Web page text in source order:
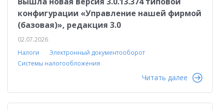
конфигурации «Управление нашей фирмой
(базовая)», редакция 3.0
02.07.2026
Налоги
Электронный документооборот
Системы налогообложения
Читать далее